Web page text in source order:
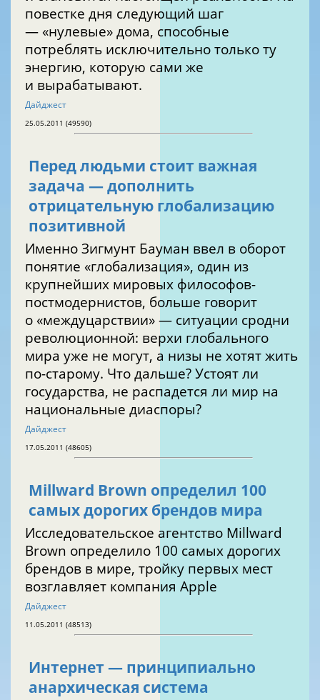
повестке дня следующий шаг
— «нулевые» дома, способные
потреблять исключительно только ту
энергию, которую сами же
и вырабатывают.
Дайджест
25.05.2011 (49590)
Перед людьми стоит важная
задача — дополнить
отрицательную глобализацию
позитивной
Именно Зигмунт Бауман ввел в оборот
понятие «глобализация», один из
крупнейших мировых философов-
постмодернистов, больше говорит
о «междуцарствии» — ситуации сродни
революционной: верхи глобального
мира уже не могут, а низы не хотят жить
по-старому. Что дальше? Устоят ли
государства, не распадется ли мир на
национальные диаспоры?
Дайджест
17.05.2011 (48605)
Millward Brown определил 100
самых дорогих брендов мира
Исследовательское агентство Millward
Brown определило 100 самых дорогих
брендов в мире, тройку первых мест
возглавляет компания Apple
Дайджест
11.05.2011 (48513)
Интернет — принципиально
анархическая система